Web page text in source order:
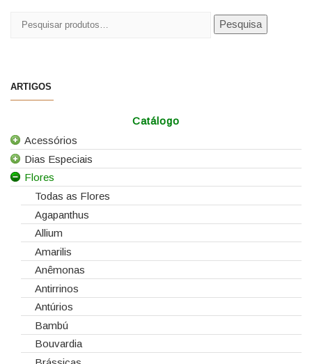
Pesquisar
Pesquisa
ARTIGOS
Catálogo
Acessórios
Todos os Acessórios
Alfinetes
Arames
Caixas e Sacos
Cartões e Etiquetas
Cola Fria
Corantes
Embalagens
Esponjas
Estruturas
Fitas
Dias Especiais
25 de Abril
Casamentos
Dia da Mãe
Dia da Mulher
Dia de Todos os Santos (1 de Novembro)
Dia dos Namorados
Natal
Flores
Todas as Flores
Agapanthus
Allium
Amarilis
Anêmonas
Antirrinos
Antúrios
Bambú
Bouvardia